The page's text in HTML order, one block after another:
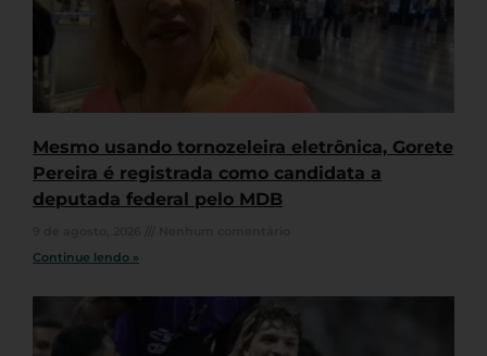
Mesmo usando tornozeleira eletrônica, Gorete
Pereira é registrada como candidata a
deputada federal pelo MDB
Continue lendo »